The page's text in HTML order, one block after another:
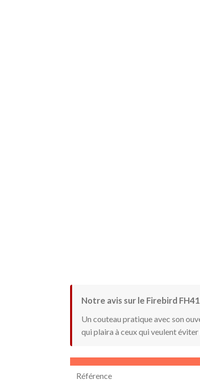
Notre avis sur le Firebird FH41
Un couteau pratique avec son
qui plaira à ceux qui veulent
Référence